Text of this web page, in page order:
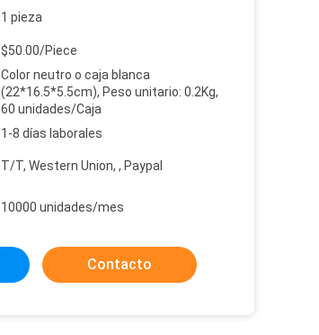
1 pieza
$50.00/Piece
Color neutro o caja blanca
(22*16.5*5.5cm), Peso unitario: 0.2Kg,
60 unidades/Caja
1-8 días laborales
T/T, Western Union, , Paypal
10000 unidades/mes
Contacto